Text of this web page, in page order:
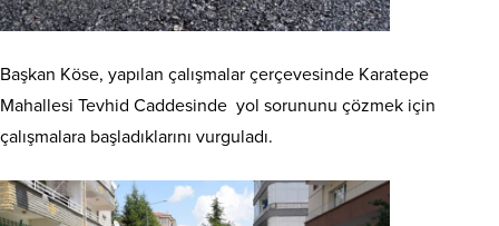
Başkan Köse, yapılan çalışmalar çerçevesinde Karatepe
Mahallesi Tevhid Caddesinde yol sorununu çözmek için
çalışmalara başladıklarını vurguladı.